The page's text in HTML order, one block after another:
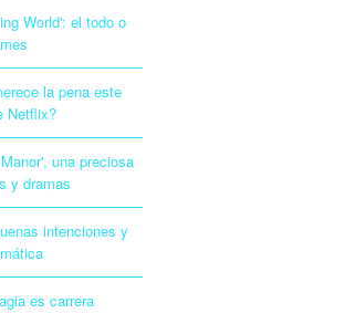
World': el todo o
la pena este
Netflix?
una preciosa
y dramas
intenciones y
es carrera